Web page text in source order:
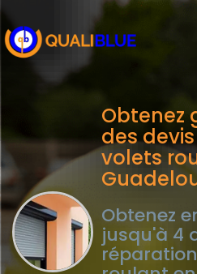
Obtenez
des
volets
Obtenez
jusqu'à 4